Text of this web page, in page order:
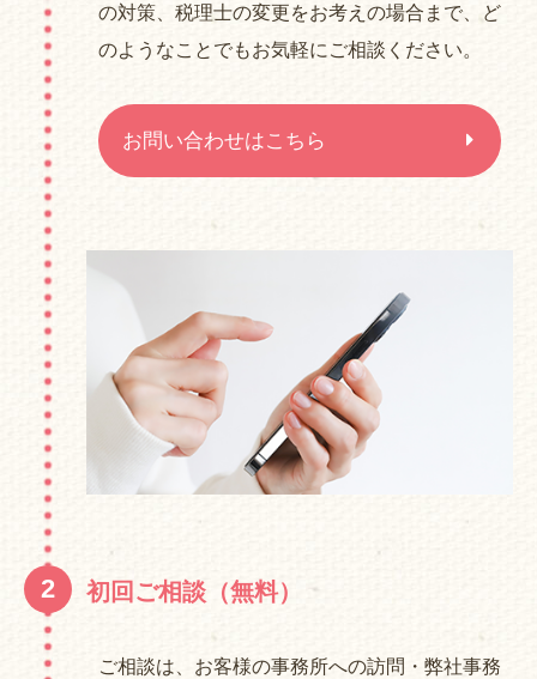
の対策、税理士の変更をお考えの場合まで、ど
のようなことでもお気軽にご相談ください。
お問い合わせはこちら
2 初回ご相談（無料）
ご相談は、お客様の事務所への訪問・弊社事務